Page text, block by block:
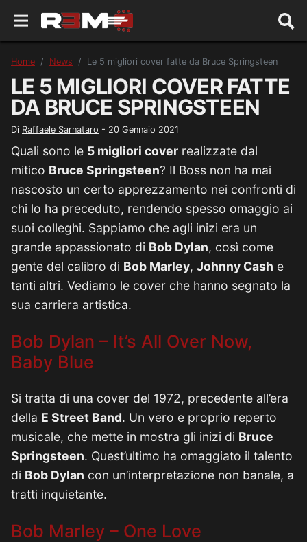
Home News Le 5 migliori cover fatte da Bruce Springsteen
LE 5 MIGLIORI COVER FATTE
DA BRUCE SPRINGSTEEN
Di Raffaele Sarnataro - 20 Gennaio 2021
Quali sono le 5 migliori cover realizzate dal
mitico Bruce Springsteen? Il Boss non ha mai
nascosto un certo apprezzamento nei confronti di
chi lo ha preceduto, rendendo spesso omaggio ai
suoi colleghi. Sappiamo che agli inizi era un
grande appassionato di Bob Dylan, così come
gente del calibro di Bob Marley, Johnny Cash e
tanti altri. Vediamo le cover che hanno segnato la
sua carriera artistica.
Bob Dylan – It’s All Over Now,
Baby Blue
Si tratta di una cover del 1972, precedente all’era
della E Street Band. Un vero e proprio reperto
musicale, che mette in mostra gli inizi di Bruce
Springsteen. Quest’ultimo ha omaggiato il talento
di Bob Dylan con un’interpretazione non banale, a
tratti inquietante.
Bob Marley – One Love